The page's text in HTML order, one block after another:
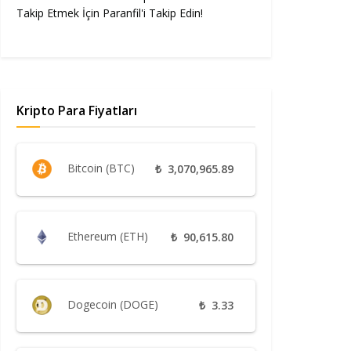
Takip Etmek İçin Paranfil'i Takip Edin!
Kripto Para Fiyatları
Bitcoin (BTC) ₺ 3,070,965.89
Ethereum (ETH) ₺ 90,615.80
Dogecoin (DOGE) ₺ 3.33